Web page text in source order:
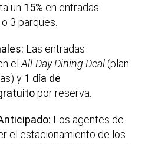
un 15% en entradas
3 parques.
Las entradas
el All-Day Dining Deal (plan
y 1 día de
por reserva.
Los agentes de
el estacionamiento de los